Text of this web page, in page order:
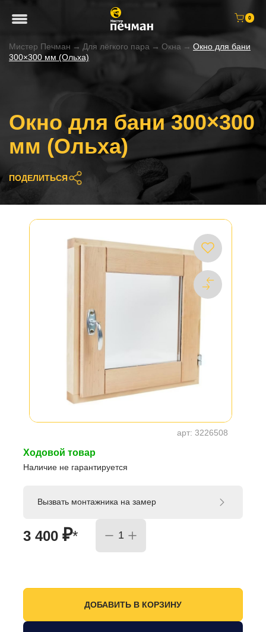
0
Мистер Печман → Для лёгкого пара → Окна → Окно для бани
300×300 мм (Ольха)
Окно для бани 300×300
мм (Ольха)
ПОДЕЛИТЬСЯ
арт: 3226508
Ходовой товар
Наличие не гарантируется
3 400 ₽*
Вызвать монтажника на замер